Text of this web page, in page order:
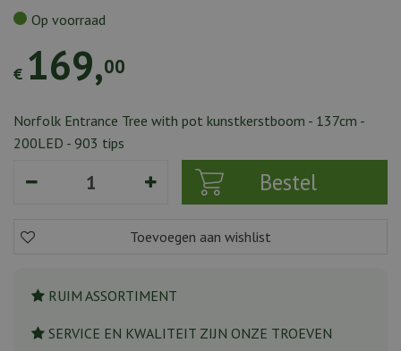
€ 169,00
Op voorraad
Norfolk Entrance Tree with pot kunstkerstboom - 137cm -
200LED - 903 tips
RUIM ASSORTIMENT
SERVICE EN KWALITEIT ZIJN ONZE TROEVEN